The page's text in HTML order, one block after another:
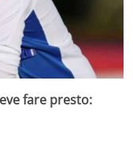
fare presto: